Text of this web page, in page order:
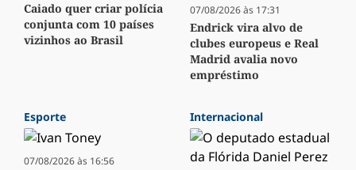
Caiado quer criar polícia
conjunta com 10 países
vizinhos ao Brasil
07/08/2026 às 17:31
Endrick vira alvo de
clubes europeus e Real
Madrid avalia novo
empréstimo
Esporte
07/08/2026 às 16:56
Internacional